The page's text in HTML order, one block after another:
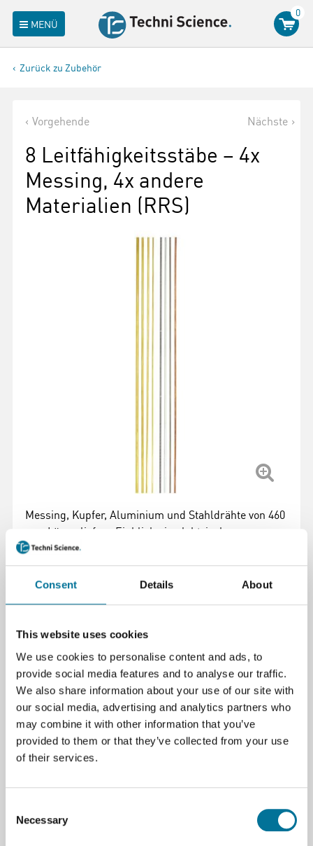
Consent Details About
This website uses cookies
We use cookies to personalise content and ads, to
provide social media features and to analyse our traffic.
We also share information about your use of our site with
our social media, advertising and analytics partners who
may combine it with other information that you’ve
provided to them or that they’ve collected from your use
of their services.
Selection
Necessary
MENÜ
0
Zurück zu Zubehör
Vorgehende Nächste
8 Leitfähigkeitsstäbe – 4x
Messing, 4x andere
Materialien (RRS)
Messing, Kupfer, Aluminium und Stahldrähte von 460
mm Länge liefern Einblicke in elektrische
Leitfähigkeit und Widerstand. Anwendungen für
Kraftmessungen und Stromleitung.
Weiterlesen
162,30 €
Zum Warenkorb hinzufügen